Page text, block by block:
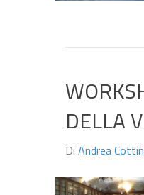
DELLA
Di Andrea